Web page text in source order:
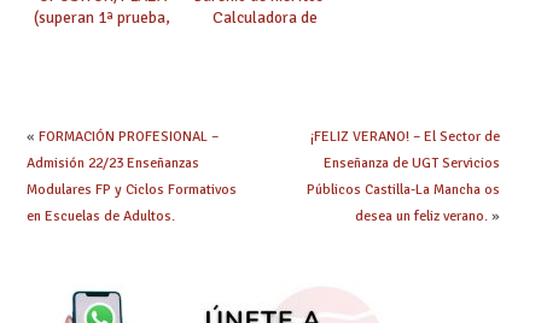
(superan 1ª prueba,
Calculadora de
« FORMACIÓN PROFESIONAL –
Admisión 22/23 Enseñanzas
Modulares FP y Ciclos Formativos
en Escuelas de Adultos.
¡FELIZ VERANO! – El Sector de
Enseñanza de UGT Servicios
Públicos Castilla-La Mancha os
desea un feliz verano.»